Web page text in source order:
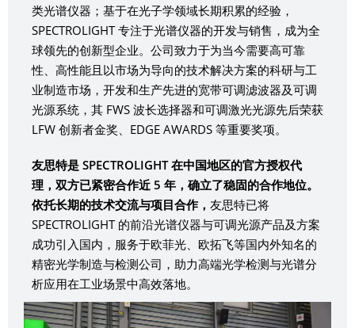
类光谱仪器；基于在光子学领域长期积累的经验，
SPECTROLIGHT 专注于光谱仪器的开发与销售，成为全
球领先的创新型企业。公司致力于为当今需要高可靠
性、高性能且以市场为导向的技术解决方案的科研与工
业制造市场，开发和生产先进的宽带可调滤波器及可调
光源系统，其 FWS 波长选择器和可调激光光源先后荣获
LFW 创新者金奖、EDGE AWARDS 等重要奖项。
友思特是 SPECTROLIGHT 在中国地区的官方授权代
理，双方已紧密合作近 5 年，确立了稳固的合作地位。
依托长期的技术交流与项目合作， 友思特已将
SPECTROLIGHT 的前沿光谱仪器与可调光源产品及方案
成功引入国内，服务于欧菲光、欧拓飞等国内外知名的
精密光学制造与检测公司，助力高端光学检测与光谱分
析应用在工业场景中高效落地。